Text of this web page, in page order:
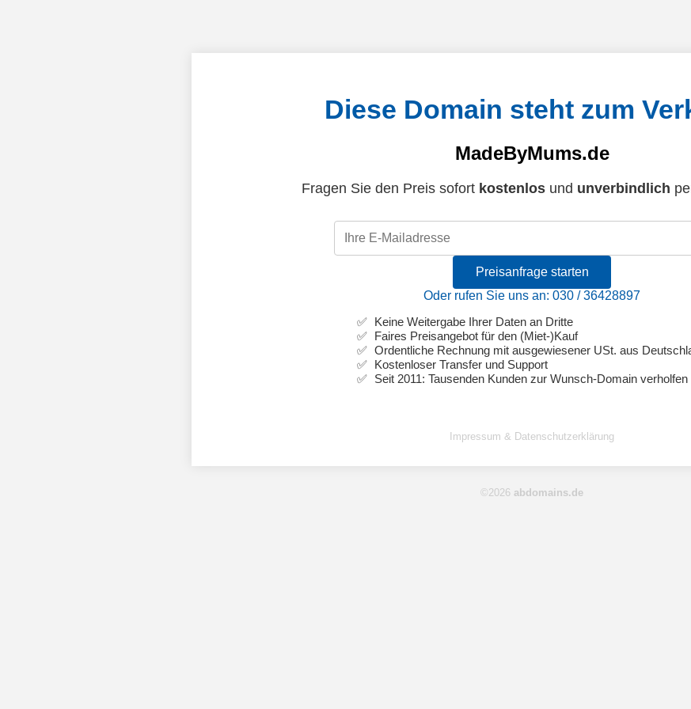
Diese Domain steht zum
MadeByMums.de
Fragen Sie den Preis sofort kostenlosund unverbindlich
Preisanfrage starten
Oder rufen Sie uns an: 030 / 36428897
Keine Weitergabe Ihrer Daten an Dritte
Faires Preisangebot für den (Miet-)Kauf
Ordentliche Rechnung mit ausgewiesener USt. aus
Kostenloser Transfer und Support
Seit 2011: Tausenden Kunden zur Wunsch-Domain verholfen
Impressum & Datenschutzerklärung
©2026 abdomains.de